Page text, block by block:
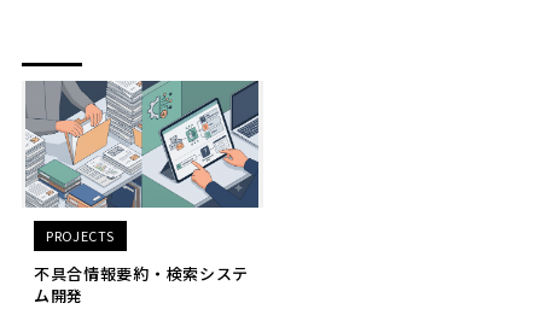
PROJECTS
不具合情報要約・検索システ
ム開発